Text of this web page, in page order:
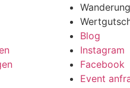
Blog
Instagram
Facebook
Event